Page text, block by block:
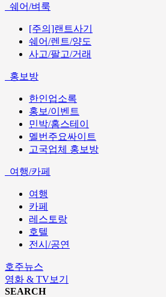
쉐어/벼룩
[주의]랜트사기
쉐어/렌트/양도
사고/팔고/거래
홍보방
한인업소록
홍보/이벤트
민박/홈스테이
멜번주요싸이트
고국업체 홍보방
여행/카페
여행
카페
레스토랑
호텔
전시/공연
호주뉴스
영화 & TV보기
SEARCH